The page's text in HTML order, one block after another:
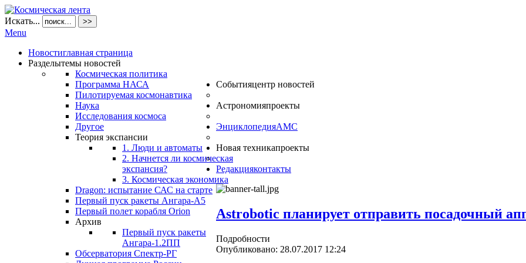
Искать... >>
Menu
Новостиглавная страница
Разделытемы новостей
Космическая политика
Программа НАСА
Пилотируемая космонавтика
Наука
Исследования космоса
Другое
Теория экспансии
1. Люди и автоматы
2. Начнется ли космическая
экспансия?
3. Космическая экономика
Событияцентр новостей
Dragon: испытание САС на старте
Первый пуск ракеты Ангара-А5
Первый полет корабля Orion
Архив
Первый пуск ракеты
Ангара-1.2ПП
Астрономияпроекты
Обсерватория Спектр-РГ
ЭнциклопедияАМС
Новая техникапроекты
Редакцияконтакты
Astrobotic планирует отправить посадочный
Подробности
Опубликовано: 28.07.2017 12:24